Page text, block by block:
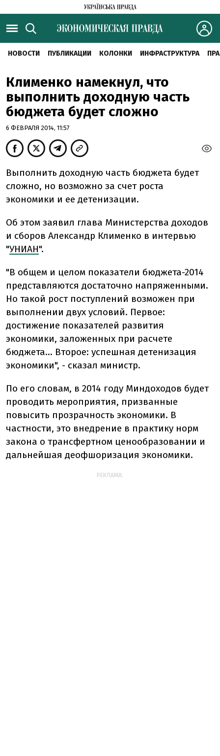
НОВОСТИ ПУБЛИКАЦИИ КОЛОНКИ ИНФРАСТРУКТУРА
Клименко намекнул, что
выполнить доходную часть
бюджета будет сложно
6 ФЕВРАЛЯ 2014, 11:57
Выполнить доходную часть бюджета будет
сложно, но возможно за счет роста
экономики и ее детенизации.
Об этом заявил глава Министерства доходов
и сборов Александр Клименко в интервью
"УНИАН".
"В общем и целом показатели бюджета-2014
представляются достаточно напряженными.
Но такой рост поступлений возможен при
выполнении двух условий. Первое:
достижение показателей развития
экономики, заложенных при расчете
бюджета... Второе: успешная детенизация
экономики", - сказал министр.
По его словам, в 2014 году Миндоходов будет
проводить мероприятия, призванные
повысить прозрачность экономики. В
частности, это внедрение в практику норм
закона о трансфертном ценообразовании и
дальнейшая деофшоризация экономики.
РЕКЛАМА: